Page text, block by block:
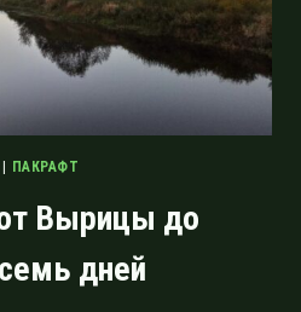
| ПАКРАФТ
Вырицы до
дней